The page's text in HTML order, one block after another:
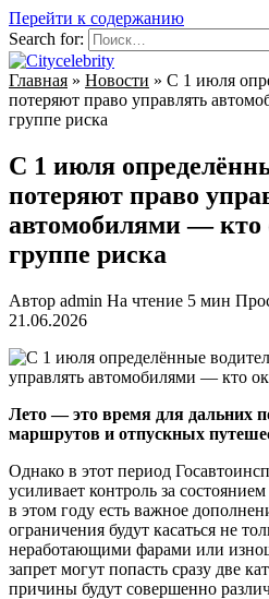
Перейти к содержанию
Search for:
Главная » Новости » С 1 июля
потеряют право управлять
группе риска
С 1 июля
потеряют право
автомобилями — кто
группе риска
Автор admin На чтение 5 мин
21.06.2026
Лето — это время для дальних
маршрутов и отпускных
Однако в этот период
усиливает контроль за
в этом году есть важное
ограничения будут касаться не
неработающими фарами или
запрет могут попасть сразу две
причины будут совершенно